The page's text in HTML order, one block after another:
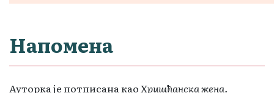
Напомена
Ауторка је потписана каоХришћанска жена.